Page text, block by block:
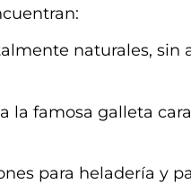
naturales, sin
la famosa galleta
para heladería y